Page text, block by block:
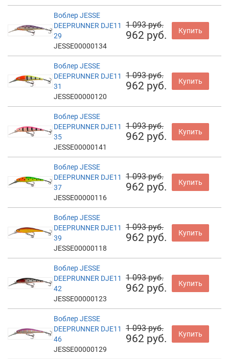
Воблер JESSE
DEEPRUNNER DJE11
29
JESSE00000134
1 093 руб.
962 руб. Купить
Воблер JESSE
DEEPRUNNER DJE11
31
JESSE00000120
1 093 руб.
962 руб. Купить
Воблер JESSE
DEEPRUNNER DJE11
35
JESSE00000141
1 093 руб.
962 руб. Купить
Воблер JESSE
DEEPRUNNER DJE11
37
JESSE00000116
1 093 руб.
962 руб. Купить
Воблер JESSE
DEEPRUNNER DJE11
39
JESSE00000118
1 093 руб.
962 руб. Купить
Воблер JESSE
DEEPRUNNER DJE11
42
JESSE00000123
1 093 руб.
962 руб. Купить
Воблер JESSE
DEEPRUNNER DJE11
46
JESSE00000129
1 093 руб.
962 руб. Купить